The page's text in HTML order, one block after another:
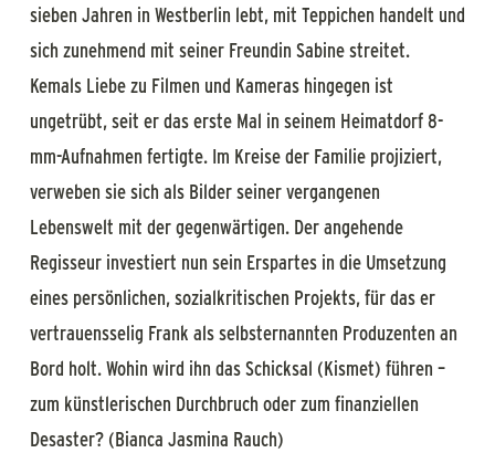
sieben Jahren in Westberlin lebt, mit Teppichen handelt und
sich zunehmend mit seiner Freundin Sabine streitet.
Kemals Liebe zu Filmen und Kameras hingegen ist
ungetrübt, seit er das erste Mal in seinem Heimatdorf 8-
mm-Aufnahmen fertigte. Im Kreise der Familie projiziert,
verweben sie sich als Bilder seiner vergangenen
Lebenswelt mit der gegenwärtigen. Der angehende
Regisseur investiert nun sein Erspartes in die Umsetzung
eines persönlichen, sozialkritischen Projekts, für das er
vertrauensselig Frank als selbsternannten Produzenten an
Bord holt. Wohin wird ihn das Schicksal (Kismet) führen –
zum künstlerischen Durchbruch oder zum finanziellen
Desaster? (Bianca Jasmina Rauch)